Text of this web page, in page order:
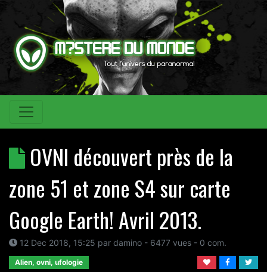
OVNI découvert près de la
zone 51 et zone S4 sur carte
Google Earth! Avril 2013.
12 Dec 2018, 15:25 par damino - 6477 vues - 0 com.
Alien, ovni, ufologie